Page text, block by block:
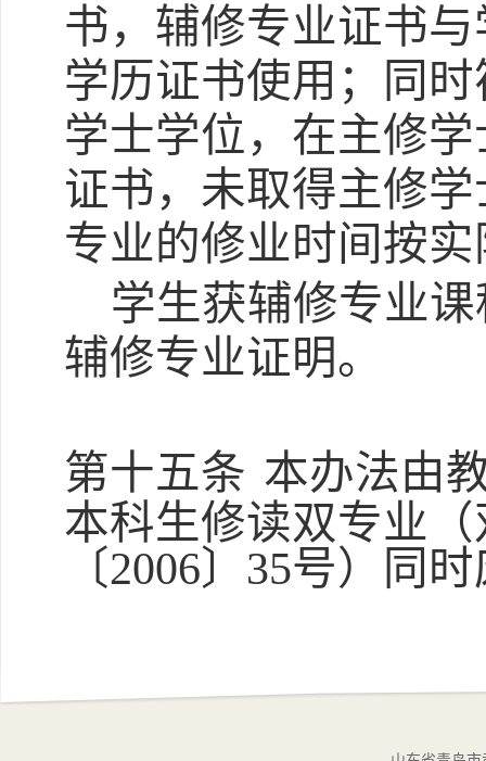
书，辅修专业证书
学历证书使用；同
学士学位，在主修
证书，未取得主修
专业的修业时间按
学生获辅修专业
辅修专业证明。
第十五条 本办法由
本科生修读双专业
〔2006〕35号）同